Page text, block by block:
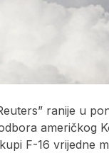
ranije u
američkog
F-16 vrijedne